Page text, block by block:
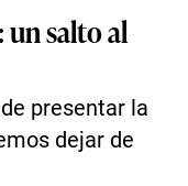
salto al
presentar la
dejar de